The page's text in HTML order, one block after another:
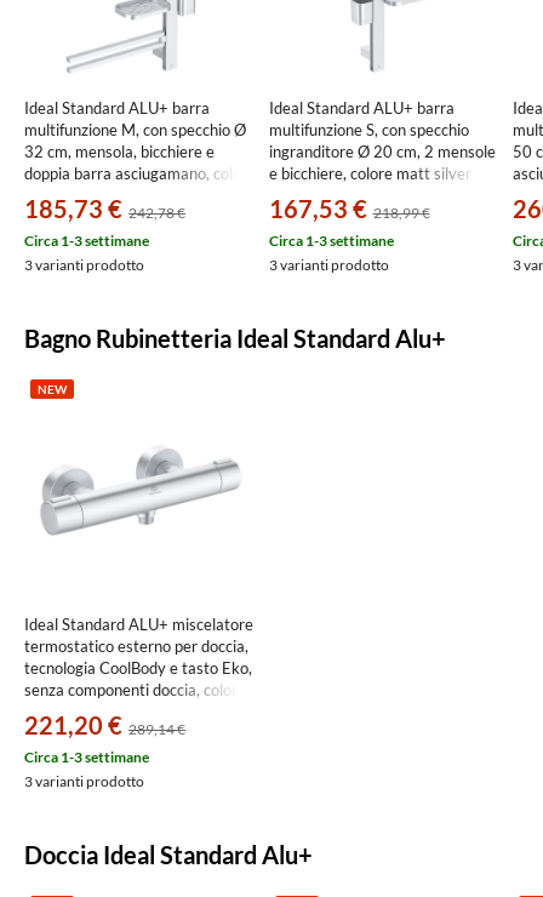
Ideal Standard ALU+ barra
multifunzione M, con specchio Ø
32 cm, mensola, bicchiere e
doppia barra asciugamano, colore
185,73 € 242,78 €
Circa 1-3 settimane
3 varianti prodotto
Ideal Standard ALU+ barra
multifunzione S, con specchio
ingranditore Ø 20 cm, 2 mensole
e bicchiere, colore matt silver
167,53 € 218,99 €
Circa 1-3 settimane
3 varianti prodotto
50
3
Bagno Rubinetteria Ideal Standard Alu+
NEW
Ideal Standard ALU+ miscelatore
termostatico esterno per doccia,
tecnologia CoolBody e tasto Eko,
senza componenti doccia, colore
matt silver BD582SI
221,20 € 289,14 €
Circa 1-3 settimane
3 varianti prodotto
Doccia Ideal Standard Alu+